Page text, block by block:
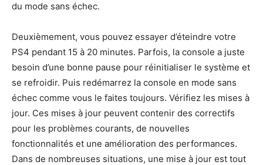
du mode sans échec.
Deuxièmement, vous pouvez essayer d’éteindre votre
PS4 pendant 15 à 20 minutes. Parfois, la console a juste
besoin d’une bonne pause pour réinitialiser le système et
se refroidir. Puis redémarrez la console en mode sans
échec comme vous le faites toujours. Vérifiez les mises à
jour. Ces mises à jour peuvent contenir des correctifs
pour les problèmes courants, de nouvelles
fonctionnalités et une amélioration des performances.
Dans de nombreuses situations, une mise à jour est tout